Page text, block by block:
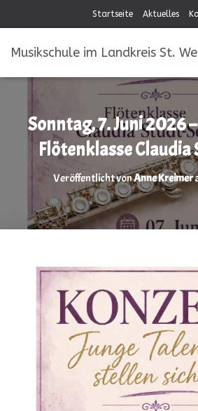
Startseite Aktuelles
Musikschule im Landkreis St.
Sonntag, 7. Juni 2026
Flötenklasse Claudia
Veröffentlicht vonAnne Kreimer